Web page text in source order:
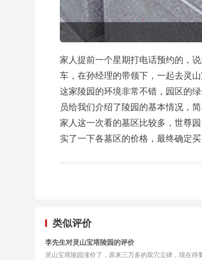
家人提前一个星期打电话预约的，
车，在孙经理的带领下，一起去灵山
这家陵园的环境非常不错，园区的
员给我们介绍了陵园的基本情况，
家人这一次看的墓区比较多，世尊
实了一下各墓区的价格，最终确定
类似评价
李先生对灵山宝塔陵园的评价
灵山宝塔陵园涨价了，原来三万多的双穴立碑，现在得